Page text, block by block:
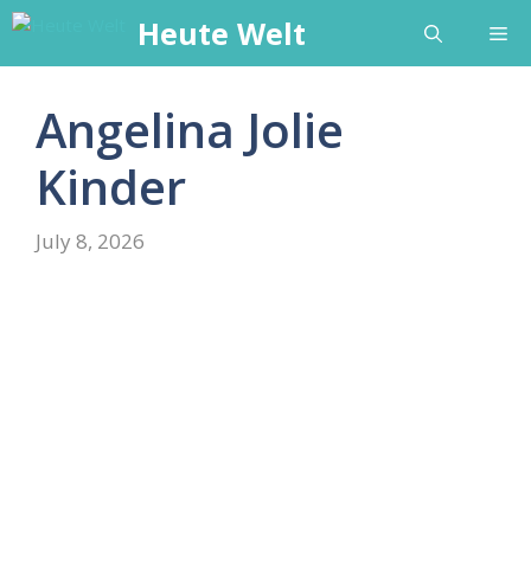
Skip
content
Heute Welt
Angelina Jolie
Kinder
July 8, 2026